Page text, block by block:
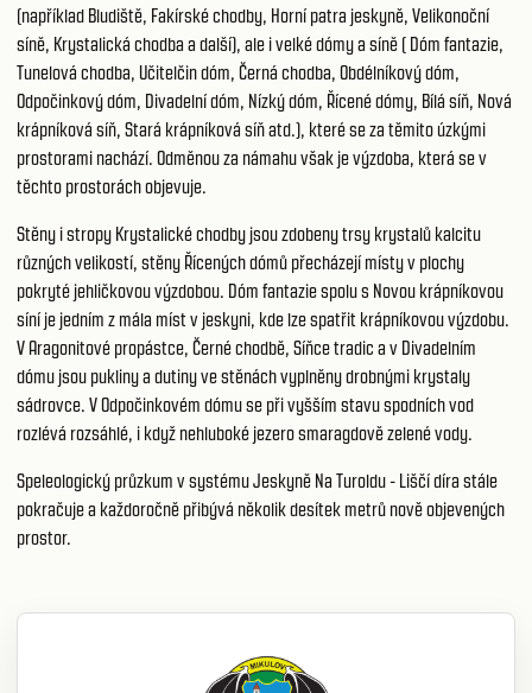
(například Bludiště, Fakírské chodby, Horní patra jeskyně, Velikonoční
síně, Krystalická chodba a další), ale i velké dómy a síně ( Dóm fantazie,
Tunelová chodba, Učitelčin dóm, Černá chodba, Obdélníkový dóm,
Odpočinkový dóm, Divadelní dóm, Nízký dóm, Řícené dómy, Bílá síň, Nová
krápníková síň, Stará krápníková síň atd.), které se za těmito úzkými
prostorami nachází. Odměnou za námahu však je výzdoba, která se v
těchto prostorách objevuje.
Stěny i stropy Krystalické chodby jsou zdobeny trsy krystalů kalcitu
různých velikostí, stěny Řícených dómů přecházejí místy v plochy
pokryté jehličkovou výzdobou. Dóm fantazie spolu s Novou krápníkovou
síní je jedním z mála míst v jeskyni, kde lze spatřit krápníkovou výzdobu.
V Aragonitové propástce, Černé chodbě, Síňce tradic a v Divadelním
dómu jsou pukliny a dutiny ve stěnách vyplněny drobnými krystaly
sádrovce. V Odpočinkovém dómu se při vyšším stavu spodních vod
rozlévá rozsáhlé, i když nehluboké jezero smaragdově zelené vody.
Speleologický průzkum v systému Jeskyně Na Turoldu - Liščí díra stále
pokračuje a každoročně přibývá několik desítek metrů nově objevených
prostor.